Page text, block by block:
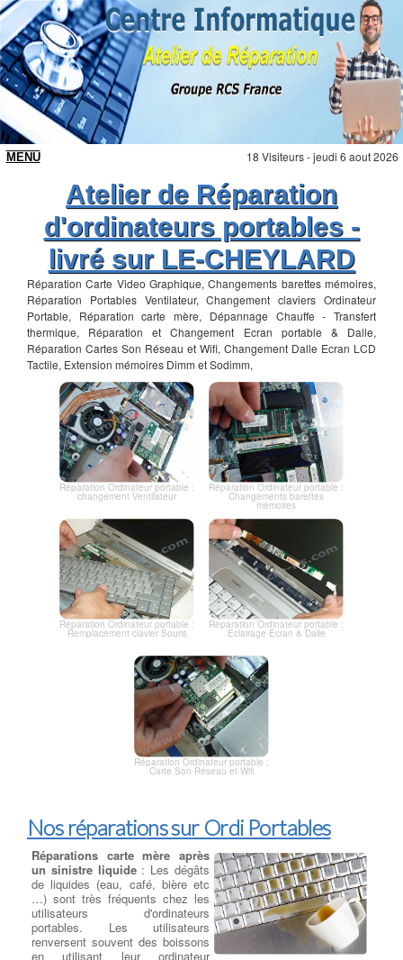
18 Visiteurs - jeudi 6 aout 2026
Atelier de Réparation
d'ordinateurs portables -
livré sur LE-CHEYLARD
Réparation Carte Video Graphique, Changements barettes mémoires,
Réparation Portables Ventilateur, Changement claviers Ordinateur
Portable, Réparation carte mère, Dépannage Chauffe - Transfert
thermique, Réparation et Changement Ecran portable & Dalle,
Réparation Cartes Son Réseau et Wifi, Changement Dalle Ecran LCD
Tactile, Extension mémoires Dimm et Sodimm,
Réparation Ordinateur portable :
changement Ventilateur
Réparation Ordinateur portable :
Changements barettes
mémoires
Réparation Ordinateur portable :
Remplacement clavier Souris
Réparation Ordinateur portable :
Eclairage Ecran & Dalle
Réparation Ordinateur portable :
Carte Son Réseau et Wifi
Nos réparations sur Ordi Portables
Réparations carte mère après
un sinistre liquide: Les dégâts
de liquides (eau, café, bière etc
…) sont très fréquents chez les
utilisateurs d'ordinateurs
portables. Les utilisateurs
renversent souvent des boissons
en utilisant leur ordinateur